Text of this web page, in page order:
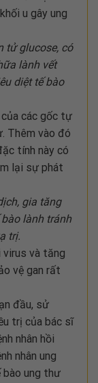
u gây ung
tử glucose, có
lành vết
diệt tế bào
các gốc tự
Thêm vào đó
tính này có
lại sự phát
gia tăng
lành tránh
trị.
virus và tăng
vệ gan rất
đầu, sử
trị của bác sĩ
nhân hồi
nhân ung
bào ung thư